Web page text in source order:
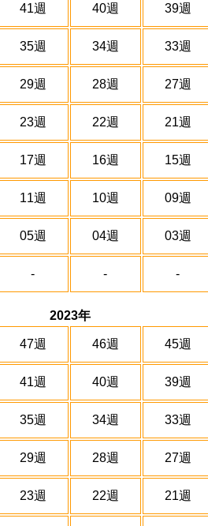
41週 40週 39週
35週 34週 33週
29週 28週 27週
23週 22週 21週
17週 16週 15週
11週 10週 09週
05週 04週 03週
- - -
2023年
47週 46週 45週
41週 40週 39週
35週 34週 33週
29週 28週 27週
23週 22週 21週